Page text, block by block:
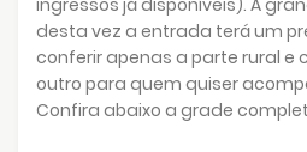
desta vez a entrada terá um
conferir apenas a parte rural e
outro para quem quiser
Confira abaixo a grade